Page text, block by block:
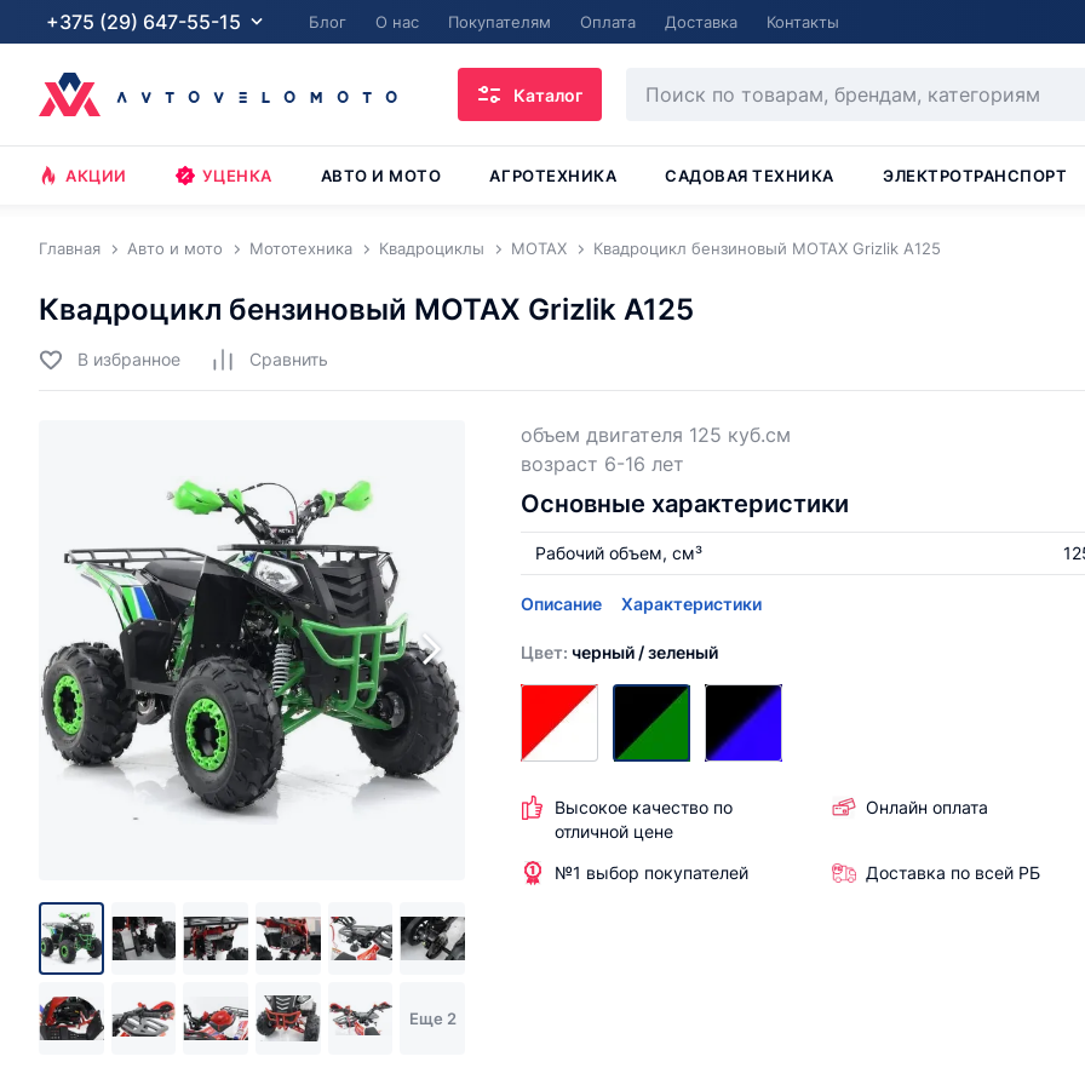
+375 (29) 647-55-15 Блог О нас Покупателям Оплата Доставка Контакты
Каталог
АКЦИИ УЦЕНКА АВТО И МОТО АГРОТЕХНИКА САДОВАЯ ТЕХНИКА ЭЛЕКТРОТРАНСПОРТ
Главная Авто и мото Мототехника Квадроциклы MOTAX Квадроцикл бензиновый MOTAX Grizlik A125
Квадроцикл бензиновый MOTAX Grizlik A125
В избранное Cравнить
Еще 2
объем двигателя 125 куб.см
возраст 6-16 лет
Основные характеристики
Рабочий объем, см³
Описание Характеристики
Цвет: черный / зеленый
Высокое качество по
отличной цене
Онлайн оплата
№1 выбор покупателей Доставка по всей РБ